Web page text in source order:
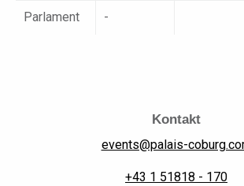
Parlament -
Kontakt
events@palais-
+43 1 51818 - 170